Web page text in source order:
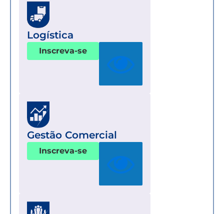
Logística
Inscreva-se
Gestão Comercial
Inscreva-se